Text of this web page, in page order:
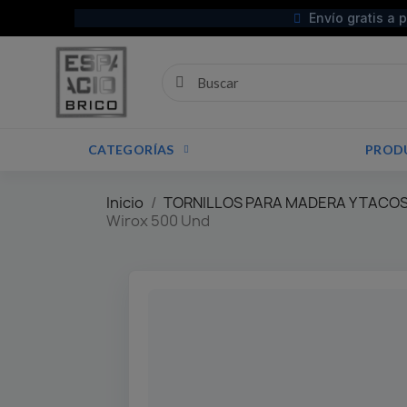
Envío gratis a
CATEGORÍAS
Inicio
TORNILLOS PARA MADERA Y
Wirox 500 Und